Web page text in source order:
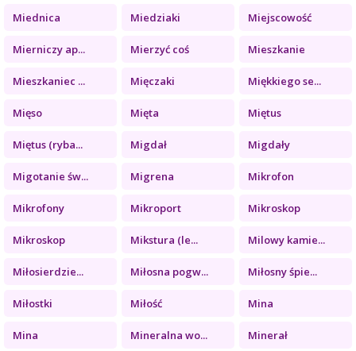
Miednica Miedziaki Miejscowość
Mierniczy ap... Mierzyć coś Mieszkanie
Mieszkaniec ... Mięczaki Miękkiego se...
Mięso Mięta Miętus
Miętus (ryba... Migdał Migdały
Migotanie św... Migrena Mikrofon
Mikrofony Mikroport Mikroskop
Mikroskop Mikstura (le... Milowy kamie...
Miłosierdzie... Miłosna pogw... Miłosny śpie...
Miłostki Miłość Mina
Mina Mineralna wo... Minerał